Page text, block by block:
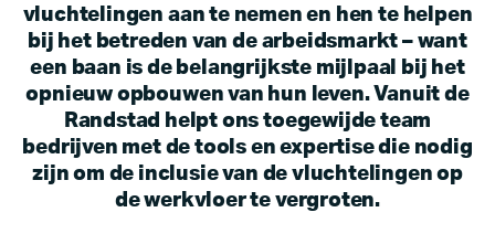
vluchtelingen aan te nemen en hen te helpen
bij het betreden van de arbeidsmarkt – want
een baan is de belangrijkste mijlpaal bij het
opnieuw opbouwen van hun leven. Vanuit de
Randstad helpt ons toegewijde team
bedrijven met de tools en expertise die nodig
zijn om de inclusie van de vluchtelingen op
de werkvloer te vergroten.